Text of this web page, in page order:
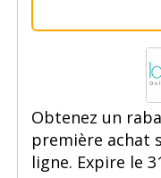
Obtenez un
première achat
ligne. Expire le